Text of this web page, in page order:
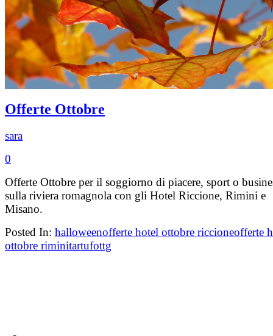
Offerte Ottobre
sara
0
Offerte Ottobre per il soggiorno di piacere, sport o
sulla riviera romagnola con gli Hotel Riccione, Rimini e
Misano.
Posted In: halloweenofferte hotel ottobre riccioneofferte
ottobre riminitartufottg